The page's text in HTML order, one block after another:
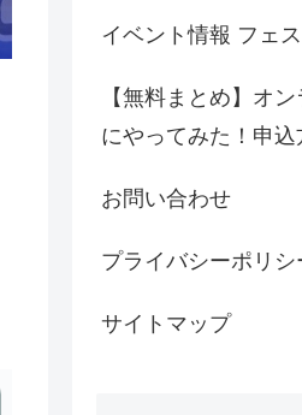
イベント情報 フェ
【無料まとめ】オ
にやってみた！申込
お問い合わせ
プライバシーポリシ
サイトマップ